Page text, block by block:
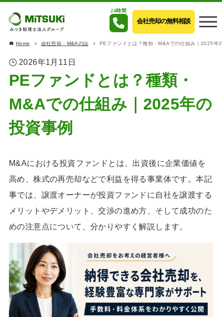
24時間
会社売却の無料相談
Home 会社売却・M&Aの話 PEファンドとは？種類・M&Aでの仕組み｜2025年
2026年1月11日
PEファンドとは？種類・
M&Aでの仕組み｜2025年の
投資事例
M&Aにおける投資ファンドとは、出資後に企業価値を
高め、株式の再売却などで利益を得る事業体です。本記
事では、譲渡オーナーが投資ファンドに自社を譲渡する
メリットやデメリット、交渉の進め方、そして成功のた
めの注意点について、分かりやすく解説します。